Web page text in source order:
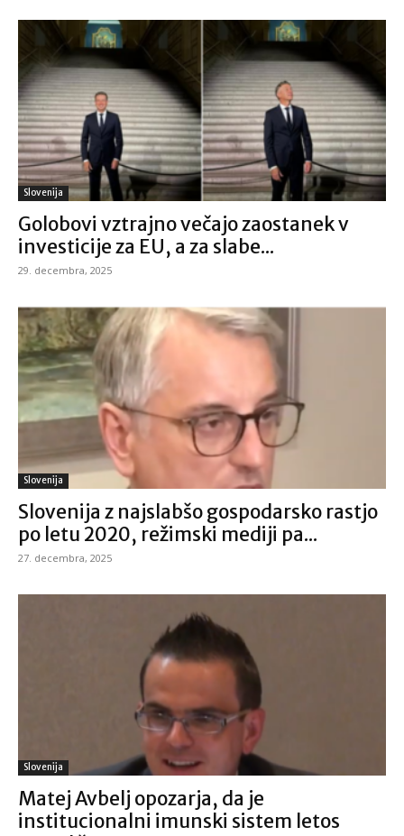
Slovenija
Golobovi vztrajno večajo zaostanek v
investicije za EU, a za slabe...
29. decembra, 2025
Slovenija
Slovenija z najslabšo gospodarsko rastjo
po letu 2020, režimski mediji pa...
27. decembra, 2025
Slovenija
Matej Avbelj opozarja, da je
institucionalni imunski sistem letos